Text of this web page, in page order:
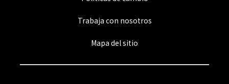
Trabaja con nosotros
Mapa del sitio